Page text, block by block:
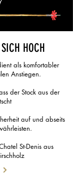
HOCH
als komfortabler
Anstiegen.
der Stock aus der
auf und abseits
St-Denis aus